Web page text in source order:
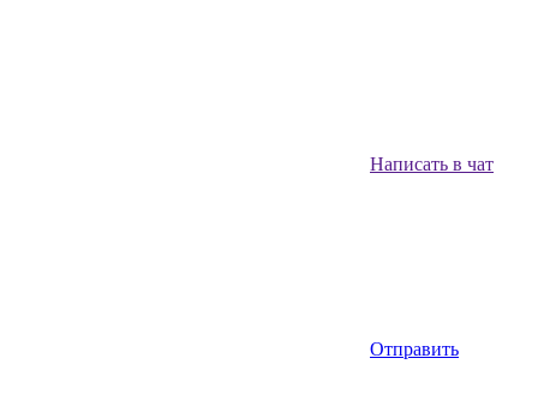
Написать в чат
Отправить